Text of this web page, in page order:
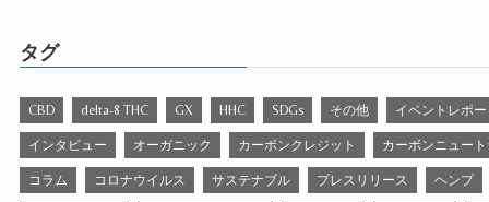
タグ
CBD delta-8 THC GX HHC SDGs その他 イベントレポ
インタビュー オーガニック カーボンクレジット カーボンニュー
コラム コロナウイルス サステナブル プレスリリース ヘンプ